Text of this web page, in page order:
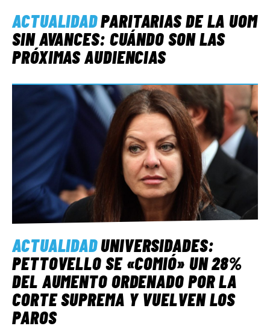
ACTUALIDADPARITARIAS DE LA UOM
SIN AVANCES: CUÁNDO SON LAS
PRÓXIMAS AUDIENCIAS
ACTUALIDADUNIVERSIDADES:
PETTOVELLO SE «COMIÓ» UN 28%
DEL AUMENTO ORDENADO POR LA
CORTE SUPREMA Y VUELVEN LOS
PAROS